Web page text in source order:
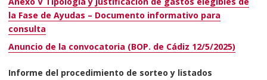
la Fase de Ayudas – Documento informativo para
consulta
Anuncio de la convocatoria (BOP. de Cádiz 12/5/2025)
Informe del procedimiento de sorteo y listados